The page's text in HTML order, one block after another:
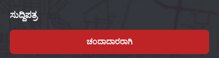
ಸುದ್ದಿಪತ್ರ
ಚಂದಾದಾರರಾಗಿ